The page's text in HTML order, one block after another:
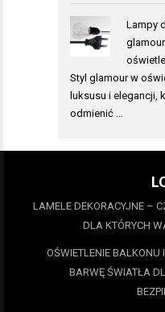
Lampy
Styl glamour w
luksusu i elegancji,
odmienić …
LAMELE DEKORACYJNE –
DLA KTÓRYCH
OŚWIETLENIE BALKONU
BARWĘ ŚWIATŁA